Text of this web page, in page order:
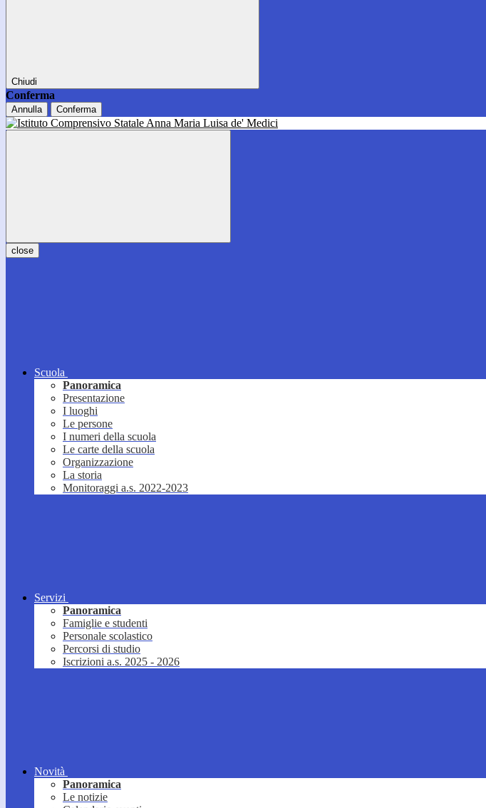
Chiudi
Conferma
Annulla Conferma
close
Scuola
Panoramica
Presentazione
I luoghi
Le persone
I numeri della scuola
Le carte della scuola
Organizzazione
La storia
Monitoraggi a.s. 2022-2023
Servizi
Panoramica
Famiglie e studenti
Personale scolastico
Percorsi di studio
Iscrizioni a.s. 2025 - 2026
Novità
Panoramica
Le notizie